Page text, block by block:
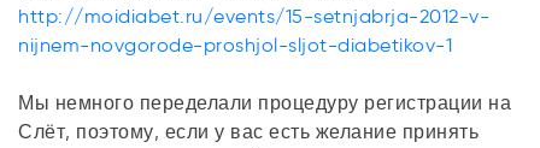
http://moidiabet.ru/events/15-setnjabrja-2012-v-
nijnem-novgorode-proshjol-sljot-diabetikov-1
Мы немного переделали процедуру регистрации на
Слёт, поэтому, если у вас есть желание принять